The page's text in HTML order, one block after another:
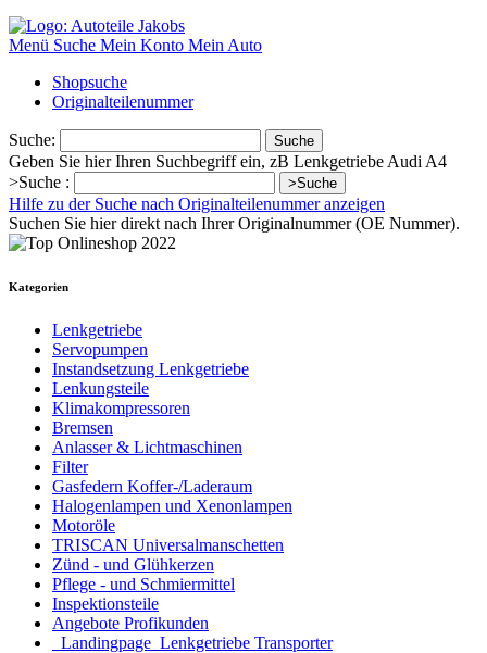
Menü Suche Mein Konto Mein Auto
Shopsuche
Originalteilenummer
Suche: Suche
Geben Sie hier Ihren Suchbegriff ein, zB Lenkgetriebe Audi A4
>Suche :
>Suche
Hilfe zu der Suche nach Originalteilenummer anzeigen
Suchen Sie hier direkt nach Ihrer Originalnummer (OE Nummer).
Kategorien
Lenkgetriebe
Servopumpen
Instandsetzung Lenkgetriebe
Lenkungsteile
Klimakompressoren
Bremsen
Anlasser & Lichtmaschinen
Filter
Gasfedern Koffer-/Laderaum
Halogenlampen und Xenonlampen
Motoröle
TRISCAN Universalmanschetten
Zünd - und Glühkerzen
Pflege - und Schmiermittel
Inspektionsteile
Angebote Profikunden
_Landingpage_Lenkgetriebe Transporter